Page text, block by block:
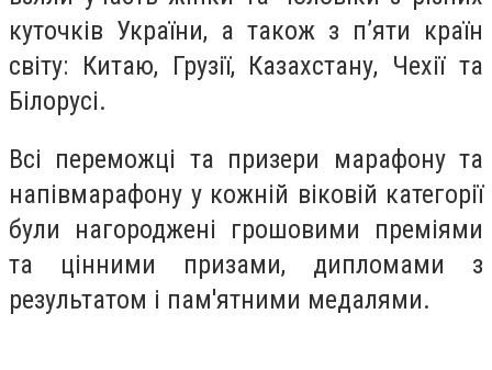
куточків України, а також з п’яти країн
світу: Китаю, Грузії, Казахстану, Чехії та
Білорусі.
Всі переможці та призери марафону та
напівмарафону у кожній віковій категорії
були нагороджені грошовими преміями
та цінними призами, дипломами з
результатом і пам'ятними медалями.